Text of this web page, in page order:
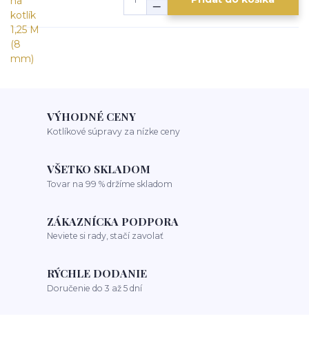
VÝHODNÉ CENY
Kotlíkové súpravy za nízke ceny
VŠETKO SKLADOM
Tovar na 99 % držíme skladom
ZÁKAZNÍCKA PODPORA
Neviete si rady, stačí zavolať
RÝCHLE DODANIE
Doručenie do 3 až 5 dní